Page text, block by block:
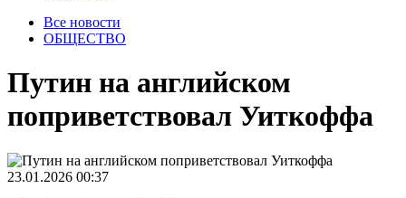
Все новости
ОБЩЕСТВО
Путин на английском
поприветствовал Уиткоффа
23.01.2026 00:37